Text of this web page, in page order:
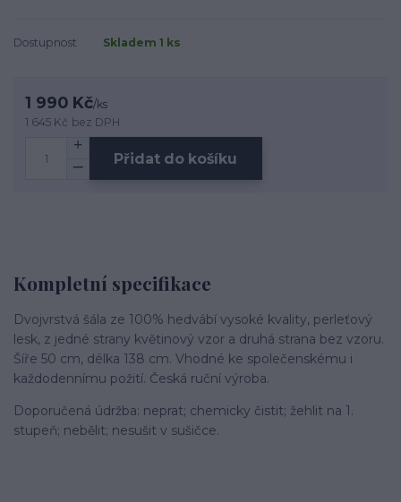
Dostupnost Skladem 1 ks
1 990 Kč/ks
1 645 Kč bez DPH
Přidat do košíku
Kompletní specifikace
Dvojvrstvá šála ze 100% hedvábí vysoké kvality, perleťový
lesk, z jedné strany květinový vzor a druhá strana bez vzoru.
Šíře 50 cm, délka 138 cm. Vhodné ke společenskému i
každodennímu požití. Česká ruční výroba.
Doporučená údržba: neprat; chemicky čistit; žehlit na 1.
stupeň; nebělit; nesušit v sušičce.